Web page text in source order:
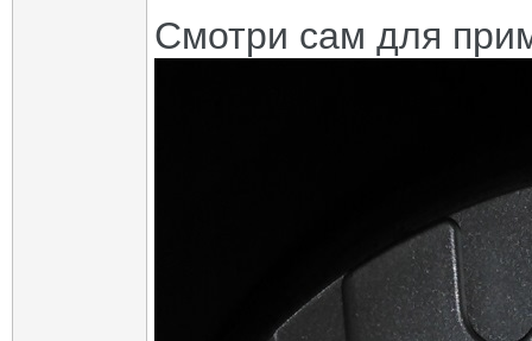
Смотри сам для